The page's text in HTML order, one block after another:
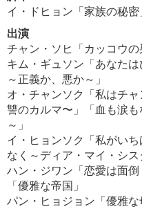
イ・ドヒョン「家族の秘密
出演
チャン・ソヒ「カッコウの
キム・ギュソン「あなた
～正義か、悪か～」
オ・チャンソク「私はチ
讐のカルマ〜」「血も涙
～」
イ・ヒョンソク「私がい
なく～ディア・マイ・シス
ハン・ジワン「恋愛は面倒
「優雅な帝国」
パン・ヒョジョン「優雅な